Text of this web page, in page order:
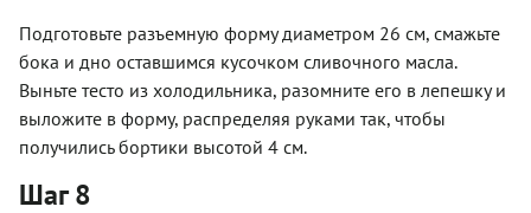
Подготовьте разъемную форму диаметром 26 см, смажьте
бока и дно оставшимся кусочком сливочного масла.
Выньте тесто из холодильника, разомните его в лепешку и
выложите в форму, распределяя руками так, чтобы
получились бортики высотой 4 см.
Шаг 8